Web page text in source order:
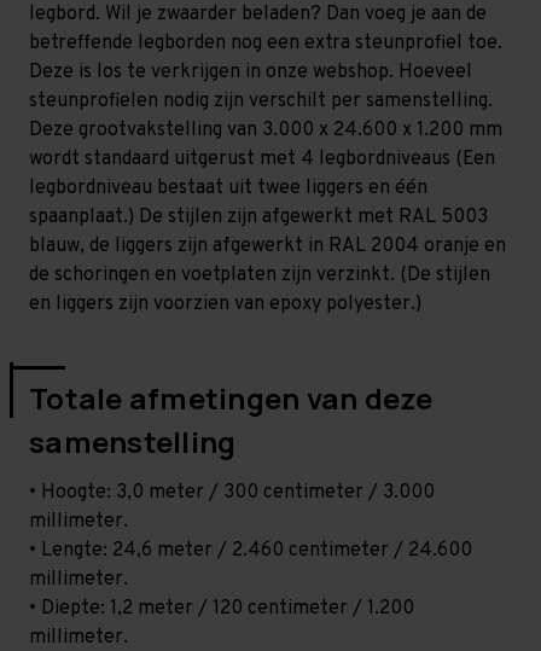
legbord. Wil je zwaarder beladen? Dan voeg je aan de
betreffende legborden nog een extra steunprofiel toe.
Deze is los te verkrijgen in onze webshop. Hoeveel
steunprofielen nodig zijn verschilt per samenstelling.
Deze grootvakstelling van 3.000 x 24.600 x 1.200 mm
wordt standaard uitgerust met 4 legbordniveaus (Een
legbordniveau bestaat uit twee liggers en één
spaanplaat.) De stijlen zijn afgewerkt met RAL 5003
blauw, de liggers zijn afgewerkt in RAL 2004 oranje en
de schoringen en voetplaten zijn verzinkt. (De stijlen
en liggers zijn voorzien van epoxy polyester.)
Totale afmetingen van deze
samenstelling
• Hoogte: 3,0 meter / 300 centimeter / 3.000
millimeter.
• Lengte: 24,6 meter / 2.460 centimeter / 24.600
millimeter.
• Diepte: 1,2 meter / 120 centimeter / 1.200
millimeter.